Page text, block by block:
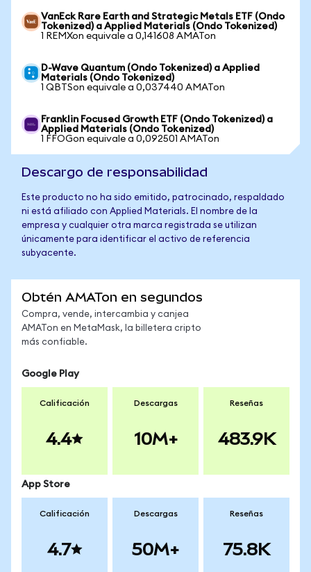
VanEck Rare Earth and Strategic Metals ETF (Ondo
Tokenized) a Applied Materials (Ondo Tokenized)
1 REMXon equivale a 0,141608 AMATon
D-Wave Quantum (Ondo Tokenized) a Applied
Materials (Ondo Tokenized)
1 QBTSon equivale a 0,037440 AMATon
Franklin Focused Growth ETF (Ondo Tokenized) a
Applied Materials (Ondo Tokenized)
1 FFOGon equivale a 0,092501 AMATon
Descargo de responsabilidad
Este producto no ha sido emitido, patrocinado, respaldado
ni está afiliado con Applied Materials. El nombre de la
empresa y cualquier otra marca registrada se utilizan
únicamente para identificar el activo de referencia
subyacente.
Obtén AMATon en segundos
Compra, vende, intercambia y canjea
AMATon en MetaMask, la billetera cripto
más confiable.
Google Play
Calificación
4.4
Descargas
10M+
Reseñas
483.9K
App Store
Calificación
4.7
Descargas
50M+
Reseñas
75.8K